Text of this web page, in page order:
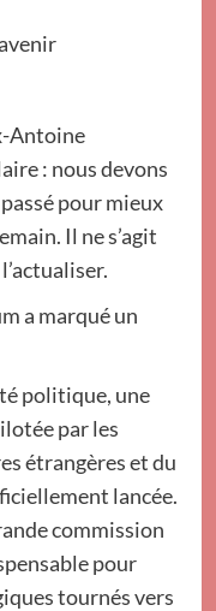
Antoine
: nous devons
pour mieux
Il ne s’agit
a marqué un
politique, une
par les
étrangères et du
lancée.
commission
pour
tournés vers